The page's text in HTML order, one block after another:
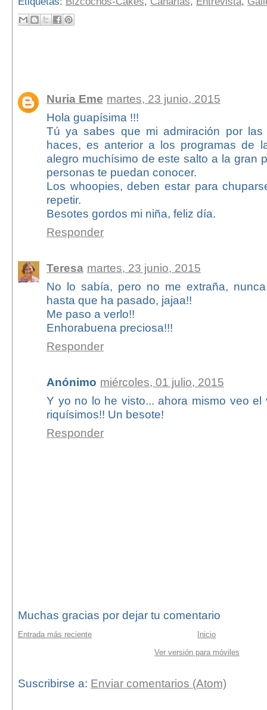
Nuria Eme martes, 23 junio, 2015
Hola guapísima !!!
Tú ya sabes que mi admiración por
haces, es anterior a los programas de
alegro muchísimo de este salto a la gran
personas te puedan conocer.
Los whoopies, deben estar para
repetir.
Besotes gordos mi niña, feliz día.
Responder
Teresa martes, 23 junio, 2015
No lo sabía, pero no me extraña,
hasta que ha pasado, jajaa!!
Me paso a verlo!!
Enhorabuena preciosa!!!
Responder
Anónimo miércoles, 01 julio, 2015
Y yo no lo he visto... ahora mismo veo el
riquísimos!! Un besote!
Responder
Muchas gracias por dejar tu comentario
Entrada más reciente
Inicio
Ver versión para móviles
Suscribirse a: Enviar comentarios (Atom)